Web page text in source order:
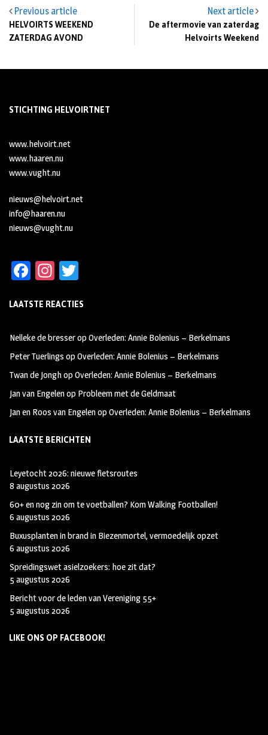
Previous article
HELVOIRTS WEEKEND
ZATERDAG AVOND
Next article
De aftermovie van zaterdag
Helvoirts Weekend
STICHTING HELVOIRTNET
www.helvoirt.net
www.haaren.nu
www.vught.nu
nieuws@helvoirt.net
info@haaren.nu
nieuws@vught.nu
Fa
b
oo
k
In
ag
m
tt
LAATSTE REACTIES
Nelleke de bresseropOverleden: Annie Bolenius – Berkelmans
Peter Tuerlings opOverleden: Annie Bolenius – Berkelmans
Twan de JonghopOverleden: Annie Bolenius – Berkelmans
Jan van Engelenop Probleem met de Geldmaat
Jan en Roos van EngelenopOverleden: Annie Bolenius – Berkelmans
LAATSTE BERICHTEN
Leyetocht 2026: nieuwe fietsroutes
8 augustus 2026
60+ en nog zin om te voetballen? Kom Walking Footballen!
6 augustus 2026
Buxusplanten in brand in Biezenmortel, vermoedelijk opzet
6 augustus 2026
Spreidingswet asielzoekers: hoe zit dat?
5 augustus 2026
Bericht voor de leden van Vereniging 55+
5 augustus 2026
LIKE ONS OP FACEBOOK!